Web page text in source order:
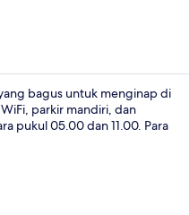
bagus untuk menginap di
parkir mandiri, dan
pukul 05.00 dan 11.00. Para